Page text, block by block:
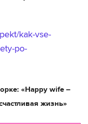
kak-vse-
po-
«Happy wife –
жизнь»